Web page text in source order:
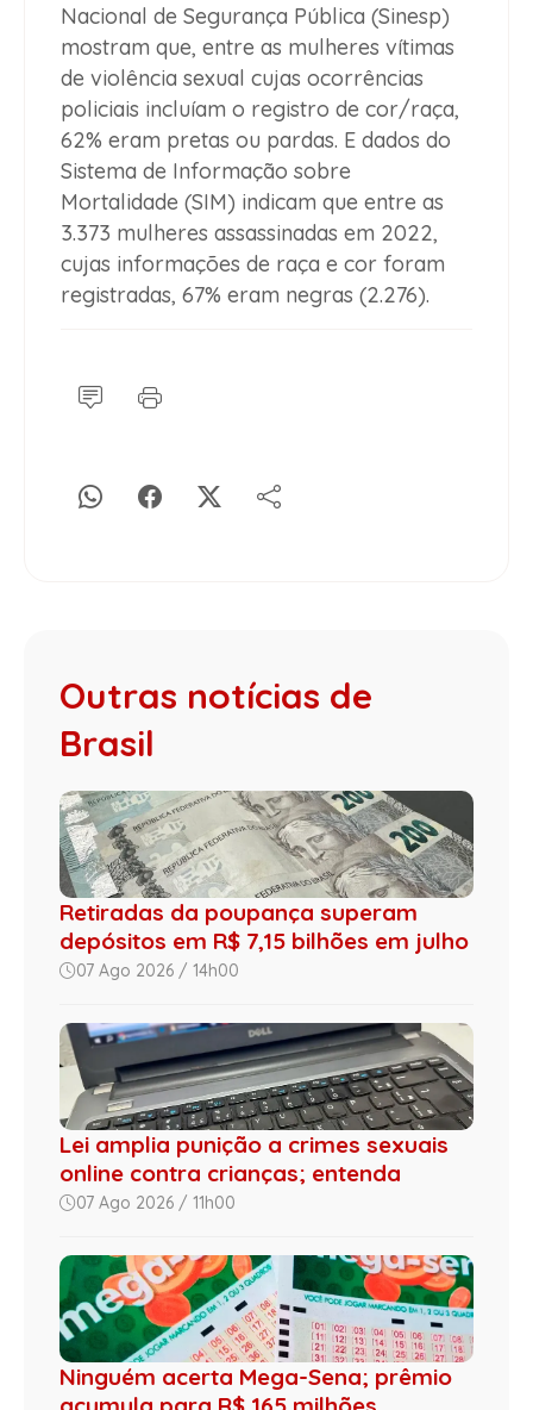
Nacional de Segurança Pública (Sinesp)
mostram que, entre as mulheres vítimas
de violência sexual cujas ocorrências
policiais incluíam o registro de cor/raça,
62% eram pretas ou pardas. E dados do
Sistema de Informação sobre
Mortalidade (SIM) indicam que entre as
3.373 mulheres assassinadas em 2022,
cujas informações de raça e cor foram
registradas, 67% eram negras (2.276).
Outras notícias de
Brasil
Retiradas da poupança superam
depósitos em R$ 7,15 bilhões em julho
07 Ago 2026 / 14h00
Lei amplia punição a crimes sexuais
online contra crianças; entenda
07 Ago 2026 / 11h00
Ninguém acerta Mega-Sena; prêmio